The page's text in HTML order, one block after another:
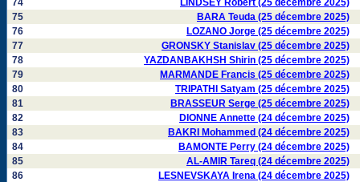
74
LINDSEY Robert (25 décembre 2025)
75
BARA Teuda (25 décembre 2025)
76
LOZANO Jorge (25 décembre 2025)
77
GRONSKY Stanislav (25 décembre 2025)
78
YAZDANBAKHSH Shirin (25 décembre 2025)
79
MARMANDE Francis (25 décembre 2025)
80
TRIPATHI Satyam (25 décembre 2025)
81
BRASSEUR Serge (25 décembre 2025)
82
DIONNE Annette (24 décembre 2025)
83
BAKRI Mohammed (24 décembre 2025)
84
BAMONTE Perry (24 décembre 2025)
85
AL-AMIR Tareq (24 décembre 2025)
86
LESNEVSKAYA Irena (24 décembre 2025)